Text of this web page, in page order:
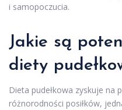
i samopoczucia.
Jakie są
diety
Dieta pudełkowa zyskuje na
różnorodności posiłków,